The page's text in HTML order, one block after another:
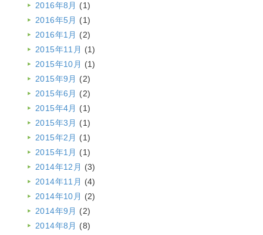
2016年8月 (1)
2016年5月 (1)
2016年1月 (2)
2015年11月 (1)
2015年10月 (1)
2015年9月 (2)
2015年6月 (2)
2015年4月 (1)
2015年3月 (1)
2015年2月 (1)
2015年1月 (1)
2014年12月 (3)
2014年11月 (4)
2014年10月 (2)
2014年9月 (2)
2014年8月 (8)